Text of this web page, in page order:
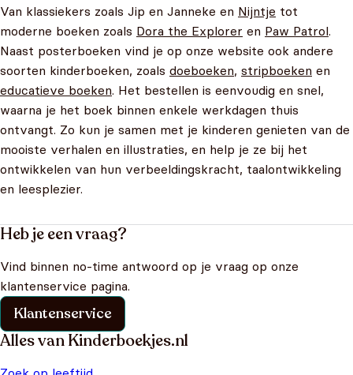
Van klassiekers zoals Jip en Janneke en Nijntje tot
moderne boeken zoals Dora the Explorer en Paw Patrol.
Naast posterboeken vind je op onze website ook andere
soorten kinderboeken, zoals doeboeken, stripboeken en
educatieve boeken. Het bestellen is eenvoudig en snel,
waarna je het boek binnen enkele werkdagen thuis
ontvangt. Zo kun je samen met je kinderen genieten van de
mooiste verhalen en illustraties, en help je ze bij het
ontwikkelen van hun verbeeldingskracht, taalontwikkeling
en leesplezier.
Heb je een vraag?
Vind binnen no-time antwoord op je vraag op onze
klantenservice pagina.
Klantenservice
Alles van Kinderboekjes.nl